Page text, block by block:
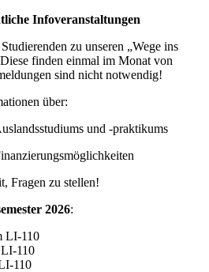
Infoveranstaltungen
zu unseren „Wege ins
finden einmal im Monat von
sind nicht notwendig!
über:
und -praktikums
Fragen zu stellen!
2026:
LI-110
110
110